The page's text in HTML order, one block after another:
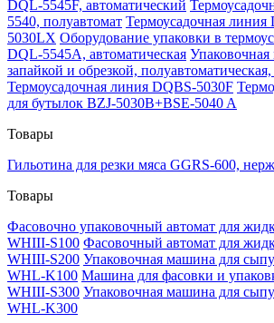
DQL-5545F, автоматический
5540, полуавтомат Термоусадочная
5030LX Оборудование упаковки в
DQL-5545A, автоматическая
запайкой и обрезкой,
Термоусадочная линия DQBS-5030F
для бутылок BZJ-5030B+BSE-5040 A
Товары
Гильотина для резки мяса GGRS-600,
Товары
Фасовочно упаковочный автомат для
WHIII-S100 Фасовочный автомат для
WHIII-S200 Упаковочная машина для
WHL-K100 Машина для фасовки и
WHIII-S300 Упаковочная машина для
WHL-K300